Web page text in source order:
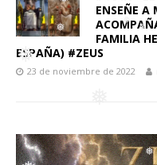
❅
❅
❅
ENSEÑE A
FAMILIA
ESPAÑA) #ZEUS
23 de noviembre de 2022